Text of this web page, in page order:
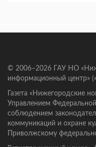
© 2006–2026 ГАУ НО
информационный центр»
Газета «Нижегородские
Управлением
соблюдением
коммуникаций и охране
Приволжскому